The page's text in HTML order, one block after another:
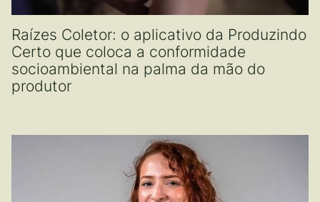
Raízes Coletor: o aplicativo da Produzindo
Certo que coloca a conformidade
socioambiental na palma da mão do
produtor